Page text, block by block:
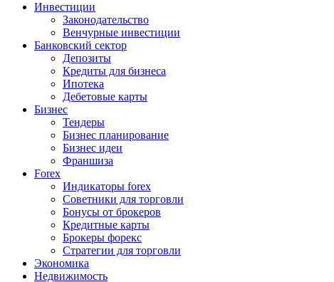
Инвестиции
Законодательство
Венчурные инвестиции
Банковский сектор
Депозиты
Кредиты для бизнеса
Ипотека
Дебетовые карты
Бизнес
Тендеры
Бизнес планирование
Бизнес идеи
Франшиза
Forex
Индикаторы forex
Советники для торговли
Бонусы от брокеров
Кредитные карты
Брокеры форекс
Стратегии для торговли
Экономика
Недвижимость